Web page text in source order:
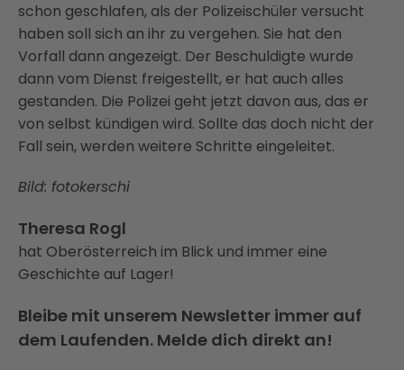
schon geschlafen, als der Polizeischüler versucht
haben soll sich an ihr zu vergehen. Sie hat den
Vorfall dann angezeigt. Der Beschuldigte wurde
dann vom Dienst freigestellt, er hat auch alles
gestanden. Die Polizei geht jetzt davon aus, das er
von selbst kündigen wird. Sollte das doch nicht der
Fall sein, werden weitere Schritte eingeleitet.
Bild: fotokerschi
Theresa Rogl
hat Oberösterreich im Blick und immer eine
Geschichte auf Lager!
Bleibe mit unserem Newsletter immer auf
dem Laufenden. Melde dich direkt an!